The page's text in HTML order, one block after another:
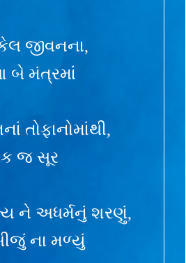
જીવનના,
બે મંત્રમાં
તોફાનોમાંથી,
જ સૂર
ને અધર્મનું શરણું,
ના મળ્યું